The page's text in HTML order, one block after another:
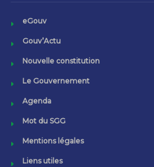
eGouv
Gouv’Actu
Nouvelle constitution
Le Gouvernement
Agenda
Mot du SGG
Mentions légales
Liens utiles